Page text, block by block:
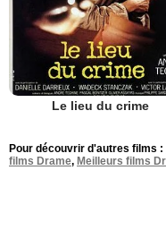
Le lieu du crime
Pour découvrir d'autres films :
films Drame, Meilleurs films